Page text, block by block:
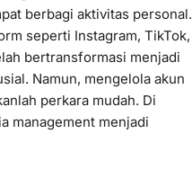
berbagi aktivitas personal.
seperti Instagram, TikTok,
bertransformasi menjadi
Namun, mengelola akun
perkara mudah. Di
management menjadi